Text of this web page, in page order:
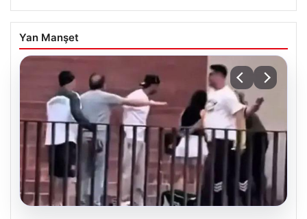
Yan Manşet